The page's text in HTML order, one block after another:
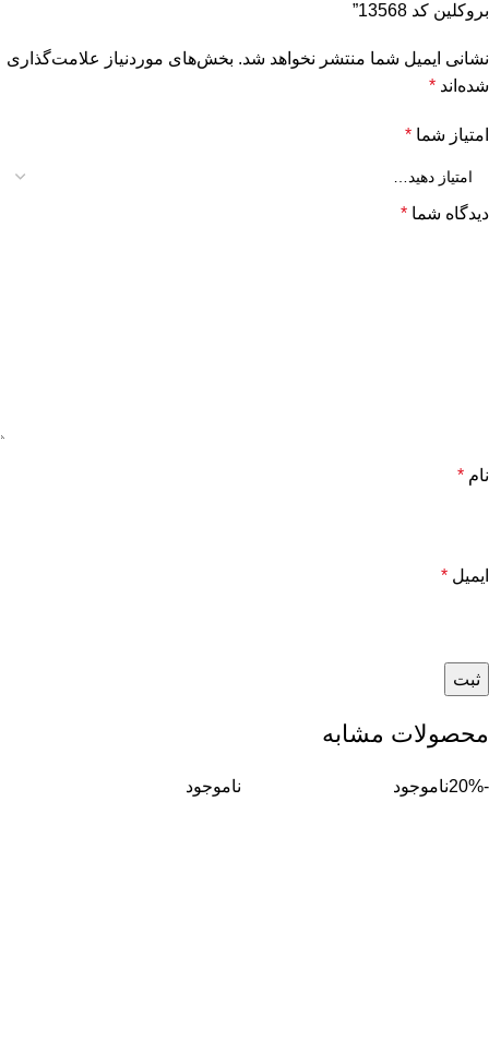
بروکلین کد 13568”
نشانی ایمیل شما منتشر نخواهد شد. بخش‌های موردنیاز علامت‌گذاری
شده‌اند *
امتیاز شما *
دیدگاه شما *
نام *
ایمیل *
محصولات مشابه
-20% ناموجود ناموجود